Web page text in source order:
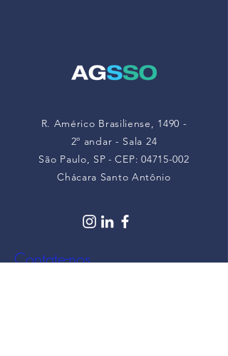
R. Américo Brasiliense, 1490 -
2º andar - Sala 24
São Paulo, SP -CEP: 04715-002
Chácara Santo Antônio
Contate-nos